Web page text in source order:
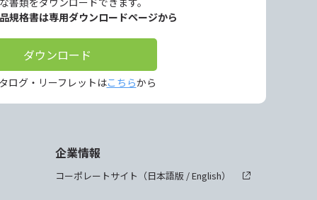
規格書は専用ダウンロードページから
ダウンロード
ログ・リーフレットはこちらから
企業情報
コーポレートサイト（日本語版 /English）